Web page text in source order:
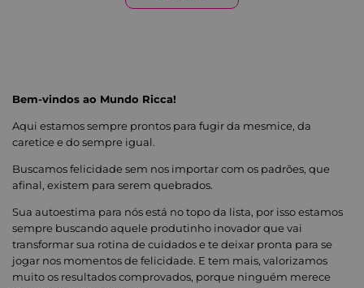
Bem-vindos ao Mundo Ricca!
Aqui estamos sempre prontos para fugir da mesmice, da
caretice e do sempre igual.
Buscamos felicidade sem nos importar com os padrões, que
afinal, existem para serem quebrados.
Sua autoestima para nós está no topo da lista, por isso estamos
sempre buscando aquele produtinho inovador que vai
transformar sua rotina de cuidados e te deixar pronta para se
jogar nos momentos de felicidade. E tem mais, valorizamos
muito os resultados comprovados, porque ninguém merece